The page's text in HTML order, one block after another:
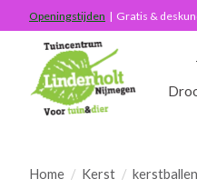
Openingstijden | Gratis &
Home / Kerst / kerstballen